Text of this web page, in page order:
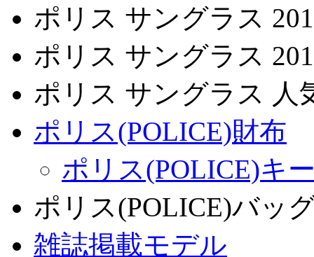
ポリス サングラス
ポリス サングラス
ポリス サングラス
ポリス(POLICE)財布
ポリス(POLICE)キ
ポリス(POLICE)バッ
雑誌掲載モデル